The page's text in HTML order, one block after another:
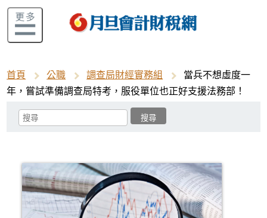
首頁 公職 調查局財經實務組
當兵不想虛度一
年，嘗試準備調查局特考，服役單位也正好支援法務部！